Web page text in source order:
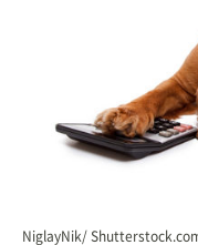
NiglayNik/